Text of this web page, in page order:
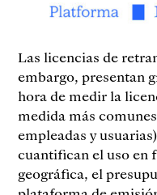
Las licencias de
embargo, presentan
hora de medir la
medida más
empleadas y
cuantifican el uso en
geográfica, el